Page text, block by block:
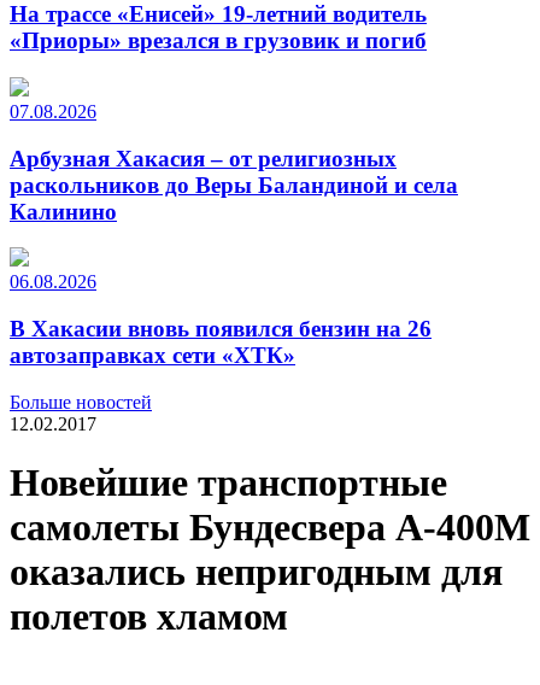
На трассе «Енисей» 19-летний водитель
«Приоры» врезался в грузовик и погиб
07.08.2026
Арбузная Хакасия – от религиозных
раскольников до Веры Баландиной и села
Калинино
06.08.2026
В Хакасии вновь появился бензин на 26
автозаправках сети «ХТК»
Больше новостей
12.02.2017
Новейшие транспортные
самолеты Бундесвера А-400М
оказались непригодным для
полетов хламом